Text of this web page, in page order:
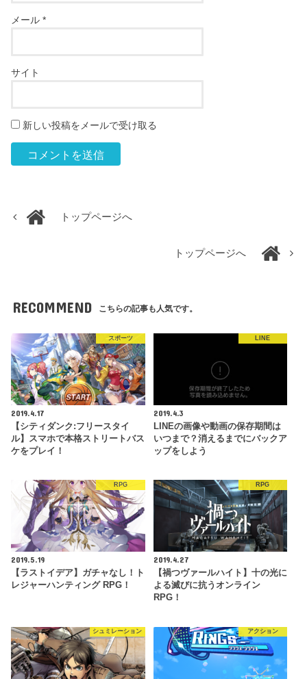
メール*
サイト
新しい投稿をメールで受け取る
トップページへ
トップページへ
RECOMMEND こちらの記事も人気です。
スポーツ
2019.4.17
【シティダンク:フリースタイ
ル】スマホで本格ストリートバス
ケをプレイ！
LINE
2019.4.3
LINEの画像や動画の保存期間は
いつまで？消えるまでにバックア
ップをしよう
RPG
2019.5.19
【ラストイデア】ガチャなし！ト
レジャーハンティング RPG！
RPG
2019.4.27
【禍つヴァールハイト】十の光に
よる滅びに抗うオンライン
RPG！
シュミレーション アクション